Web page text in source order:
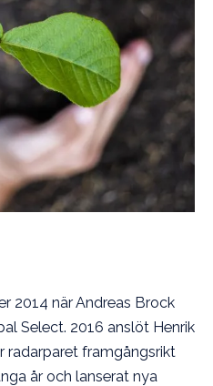
2014 när Andreas Brock
Select. 2016 anslöt Henrik
radarparet framgångsrikt
år och lanserat nya